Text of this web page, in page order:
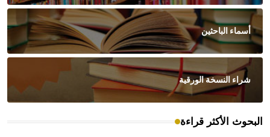
أسماء الباحثين
شراء النسخة الورقية
البحوث الأكثر قراءة